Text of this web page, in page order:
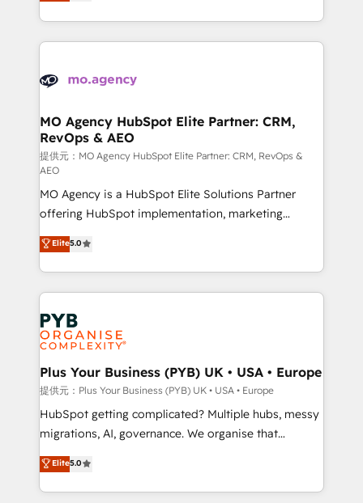
certifications, we are part of the most certified
services are offered in both English & French.
in high-impact CRM and CMS migrations and
onboarding from platforms like Salesforce, NetSuite,
WordPress and legacy CRMs, turning fragmented
architectures that accelerate revenue operations and
performance. - Multi-object CRM migration, cleanup,
and implementation. - Pre-built and custom
integrations across your full tech stack. - Custom
object setup, CMS builds, and full-funnel automation.
- Dashboards, lifecycle campaigns, and lead
nurturing sequences. - Cross-hub setup across
Marketing, Sales, Operations, and Service Hubs. -
Ongoing optimization, managed support, and
scalable retainers. Let’s make HubSpot your most
powerful growth engine. Built to convert, scale, and
drive results.
MO Agency HubSpot Elite Partner: CRM,
RevOps & AEO
提供元：MO Agency HubSpot Elite Partner: CRM, RevOps &
AEO
MO Agency is a HubSpot Elite Solutions Partner
offering HubSpot implementation, marketing
automation, CRM and RevOps consulting, data
architecture, sales enablement, lifecycle automation,
lead scoring and revenue reporting. HubSpot,
Salesforce and integrated enterprise stacks. Digital
Marketing, Answer Engine Optimisation, and
Generative Engine Optimisation (AI Search),
HubSpot Content Hub, WordPress development,
B2B SEO, paid media, and content. We work with
enterprise and growth-led companies across
technology, professional services, financial services
and industrial sectors. Offices in Johannesburg, Cape
implementations delivered. AI visibility coverage
across ChatGPT, Claude, Perplexity, Gemini and
Elite5.0
Plus Your Business (PYB) UK • USA • Europe
提供元：Plus Your Business (PYB) UK • USA • Europe
HubSpot getting complicated? Multiple hubs, messy
migrations, AI, governance. We organise that
complexity, so your team can put HubSpot to work...
Welcome to our Profile! We help with: • CRM
implementation, reports, workflows, and team
Elite5.0